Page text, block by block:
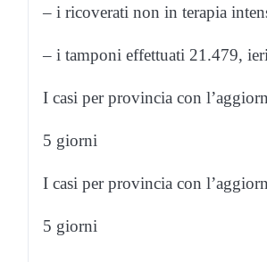
– i ricoverati non in terapia
– i tamponi effettuati 21.479,
I casi per provincia con
5 giorni
I casi per provincia con
5 giorni